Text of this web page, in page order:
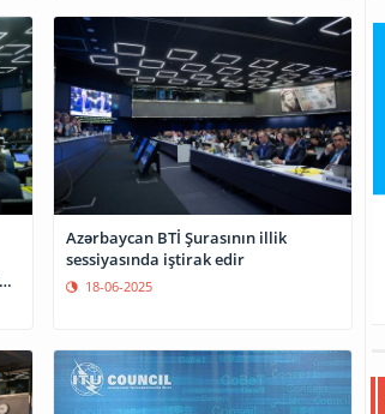
Azərbaycan BTİ Şurasının illik
sessiyasında iştirak edir
18-06-2025